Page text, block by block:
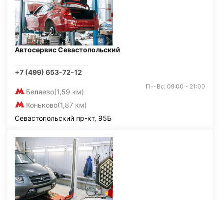
Автосервис Севастопольский
+7 (499) 653-72-12
Беляево(1,59 км)
Коньково(1,87 км)
Пн-Вс: 09:00 - 21:00
Севастопольский пр-кт, 95Б